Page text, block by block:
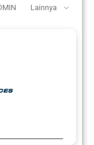
Lainnya